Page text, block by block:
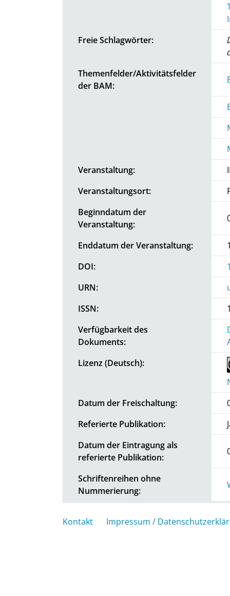
Freie Schlagwörter:
Themenfelder/Aktivitätsfelder
der BAM:
Veranstaltung:
Veranstaltungsort:
Beginndatum der
Veranstaltung:
Enddatum der Veranstaltung:
DOI:
URN:
ISSN:
Verfügbarkeit des
Dokuments:
Lizenz (Deutsch):
Datum der Freischaltung:
Referierte Publikation:
Datum der Eintragung als
referierte Publikation:
Schriftenreihen ohne
Nummerierung:
Kontakt Impressum /